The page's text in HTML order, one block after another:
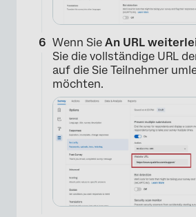
Wenn Sie An URL
Sie die vollständige URL
auf die Sie Teilnehmer
möchten.